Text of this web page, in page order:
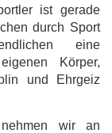
ist gerade
durch Sport
eine
Körper,
und Ehrgeiz
wir an